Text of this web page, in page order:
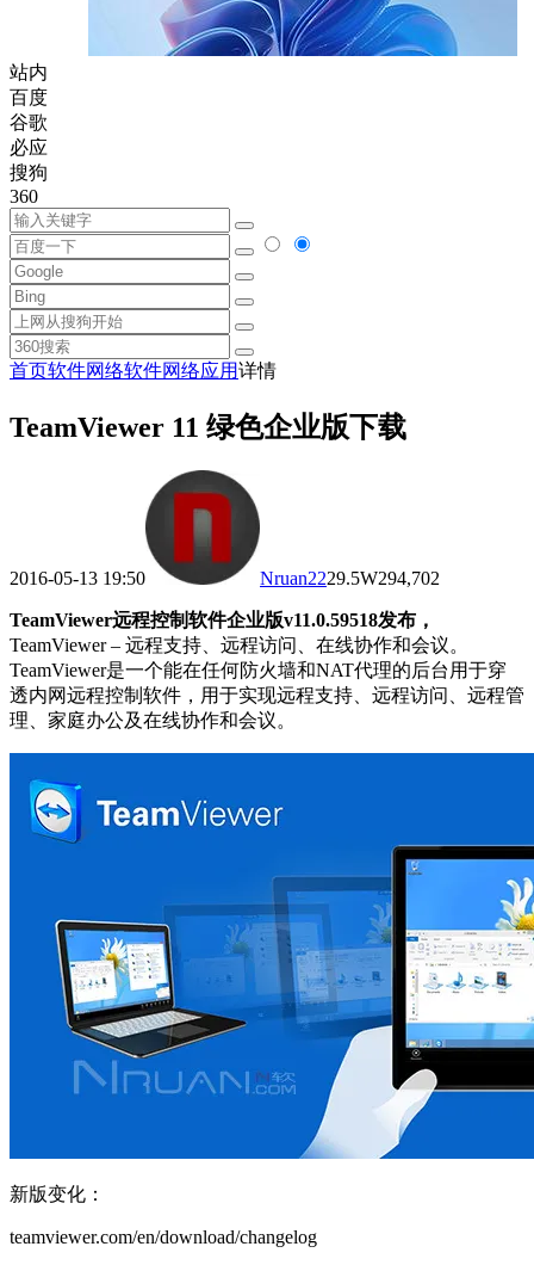
站内
百度
谷歌
必应
搜狗
360
首页软件网络软件网络应用详情
TeamViewer 11 绿色企业版下载
2016-05-13 19:50 Nruan2229.5W294,702
TeamViewer远程控制软件企业版v11.0.59518发布，
TeamViewer – 远程支持、远程访问、在线协作和会议。
TeamViewer是一个能在任何防火墙和NAT代理的后台用于穿
透内网远程控制软件，用于实现远程支持、远程访问、远程管
理、家庭办公及在线协作和会议。
新版变化：
teamviewer.com/en/download/changelog